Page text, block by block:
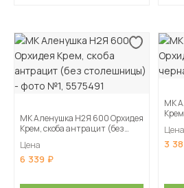
МК Аленушка Н2Я 600 Орхидея
Крем, скоба антрацит (без
Цена
6 339
МК
Цена
3